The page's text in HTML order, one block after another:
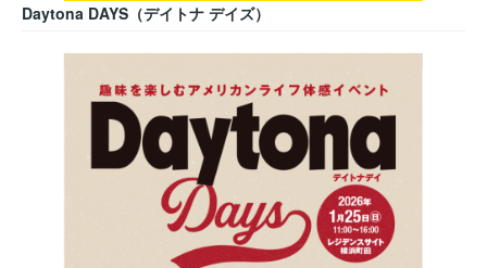
Daytona DAYS（デイトナ デイズ）